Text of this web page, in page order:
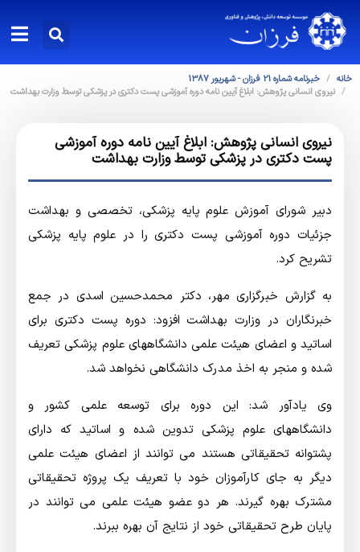
خانه
خبرنامه شماره 21 فرزان - شهريور 1387
نیروی انسانی پژوهش: ابلاغ آیین نامه دوره آموزشی پست دکتری در پزشکی توسط وزارت بهداشت
نیروی انسانی پژوهش: ابلاغ آیین نامه دوره آموزشی
پست دکتری در پزشکی توسط وزارت بهداشت
دبیر شورای آموزش علوم پایه پزشکی، تخصصی و بهداشت
جزئیات دوره آموزشی پست دکتری را در علوم پایه پزشکی
تشریح کرد.
به گزارش خبرگزاري مهر، دکتر محمدحسین اسدی در جمع
خبرنگاران در وزارت بهداشت افزود: دوره پست دکتری برای
اساتید و اعضای هیئت علمی دانشگاههای علوم پزشکی تعریف
شده و منجر به اخذ مدرک دانشگاهی نخواهد شد.
وی یادآور شد: این دوره برای توسعه علمی کشور و
دانشگاههای علوم پزشکی تدوین شده و اساتید که دارای
پشتوانه تحقیقاتی هستند می توانند از اعضای هیئت علمی
دیگر به جای کارآموزان خود با تعریف یک پروژه تحقیقاتی
مشترک بهره گیرند. هر دو عضو هیئت علمی می توانند در
پایان طرح تحقیقاتی خود از نتایج آن بهره ببرند.